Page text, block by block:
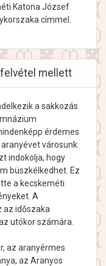
Katona József
címmel.
mellett
a sakkozás
érdemes
városunk
indokolja, hogy
büszkélkedhet. Ez
a kecskeméti
A
az időszaka
utókor számára.
az aranyérmes
az Aranyos